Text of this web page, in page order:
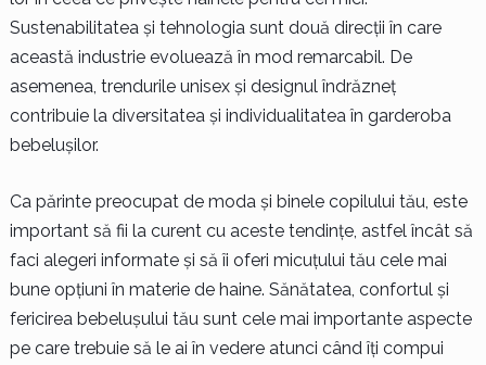
Sustenabilitatea și tehnologia sunt două direcții în care
această industrie evoluează în mod remarcabil. De
asemenea, trendurile unisex și designul îndrăzneț
contribuie la diversitatea și individualitatea în garderoba
bebelușilor.
Ca părinte preocupat de moda și binele copilului tău, este
important să fii la curent cu aceste tendințe, astfel încât să
faci alegeri informate și să îi oferi micuțului tău cele mai
bune opțiuni în materie de haine. Sănătatea, confortul și
fericirea bebelușului tău sunt cele mai importante aspecte
pe care trebuie să le ai în vedere atunci când îți compui